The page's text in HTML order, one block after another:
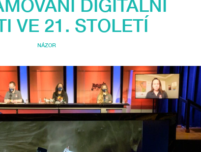
DIGITÁLNÍ
VE 21. STOLETÍ
NÁZOR